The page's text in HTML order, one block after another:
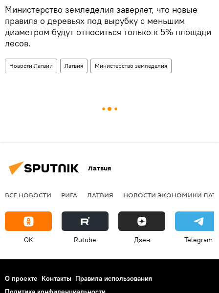
Министерство земледелия заверяет, что новые
правила о деревьях под вырубку с меньшим
диаметром будут относиться только к 5% площади
лесов.
Новости Латвии Латвия Министерство земледелия
Латвия
ВСЕ НОВОСТИ РИГА ЛАТВИЯ НОВОСТИ ЭКОНОМИКИ
OK Rutube Дзен Telegram
О проекте Контакты Правила использования